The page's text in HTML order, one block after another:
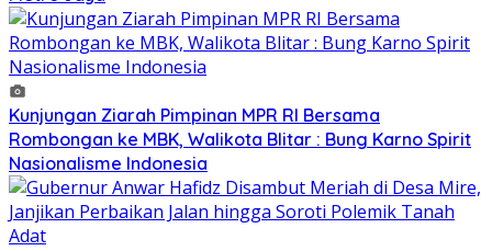
Kunjungan Ziarah Pimpinan MPR RI Bersama
Rombongan ke MBK, Walikota Blitar : Bung Karno Spirit
Nasionalisme Indonesia